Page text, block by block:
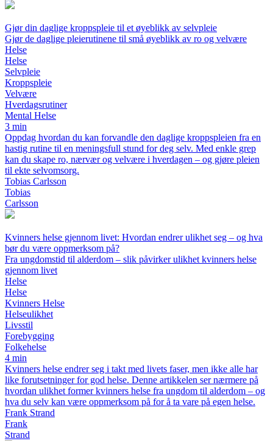
Gjør din daglige kroppspleie til et øyeblikk av selvpleie
Gjør de daglige pleierutinene til små øyeblikk av ro og velvære
Helse
Helse
Selvpleie
Kroppspleie
Velvære
Hverdagsrutiner
Mental Helse
3 min
Oppdag hvordan du kan forvandle den daglige kroppspleien fra en
hastig rutine til en meningsfull stund for deg selv. Med enkle grep
kan du skape ro, nærvær og velvære i hverdagen – og gjøre pleien
til ekte selvomsorg.
Tobias Carlsson
Tobias
Carlsson
Kvinners helse gjennom livet: Hvordan endrer ulikhet seg – og hva
bør du være oppmerksom på?
Fra ungdomstid til alderdom – slik påvirker ulikhet kvinners helse
gjennom livet
Helse
Helse
Kvinners Helse
Helseulikhet
Livsstil
Forebygging
Folkehelse
4 min
Kvinners helse endrer seg i takt med livets faser, men ikke alle har
like forutsetninger for god helse. Denne artikkelen ser nærmere på
hvordan ulikhet former kvinners helse fra ungdom til alderdom – og
hva du selv kan være oppmerksom på for å ta vare på egen helse.
Frank Strand
Frank
Strand